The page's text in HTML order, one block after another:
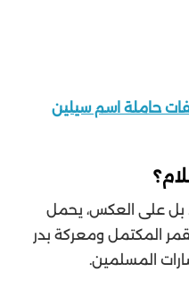
حاملة اسم سيلين
بل على العكس، يحمل
المكتمل ومعركة بدر
المسلمين.